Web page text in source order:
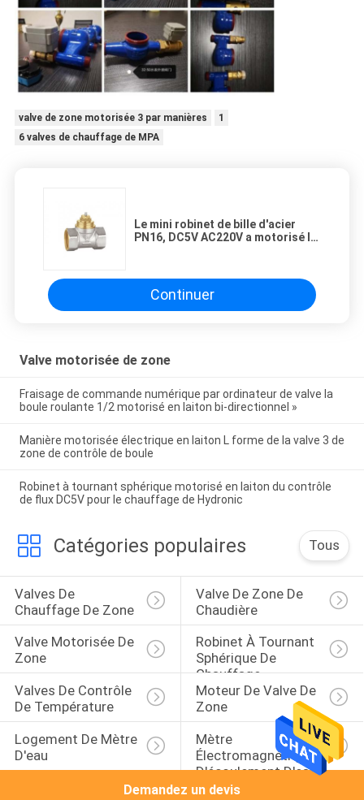
valve de zone motorisée 3 par manières
1
6 valves de chauffage de MPA
Le mini robinet de bille d'acier
PN16, DC5V AC220V a motorisé la
Continuer
Valve motorisée de zone
Fraisage de commande numérique par ordinateur de valve la
boule roulante 1/2 motorisé en laiton bi-directionnel »
Manière motorisée électrique en laiton L forme de la valve 3 de
zone de contrôle de boule
Robinet à tournant sphérique motorisé en laiton du contrôle
de flux DC5V pour le chauffage de Hydronic
Catégories populaires Tous
Valves De
Chauffage De Zone
Valve De Zone De
Chaudière
Valve Motorisée De
Zone
Robinet À Tournant
Sphérique De
Chauffage
Valves De Contrôle
De Température
Moteur De Valve De
Zone
Logement De Mètre
D'eau
Mètre
Électromagnétique
D'écoulement D'eau
Demandez un devis